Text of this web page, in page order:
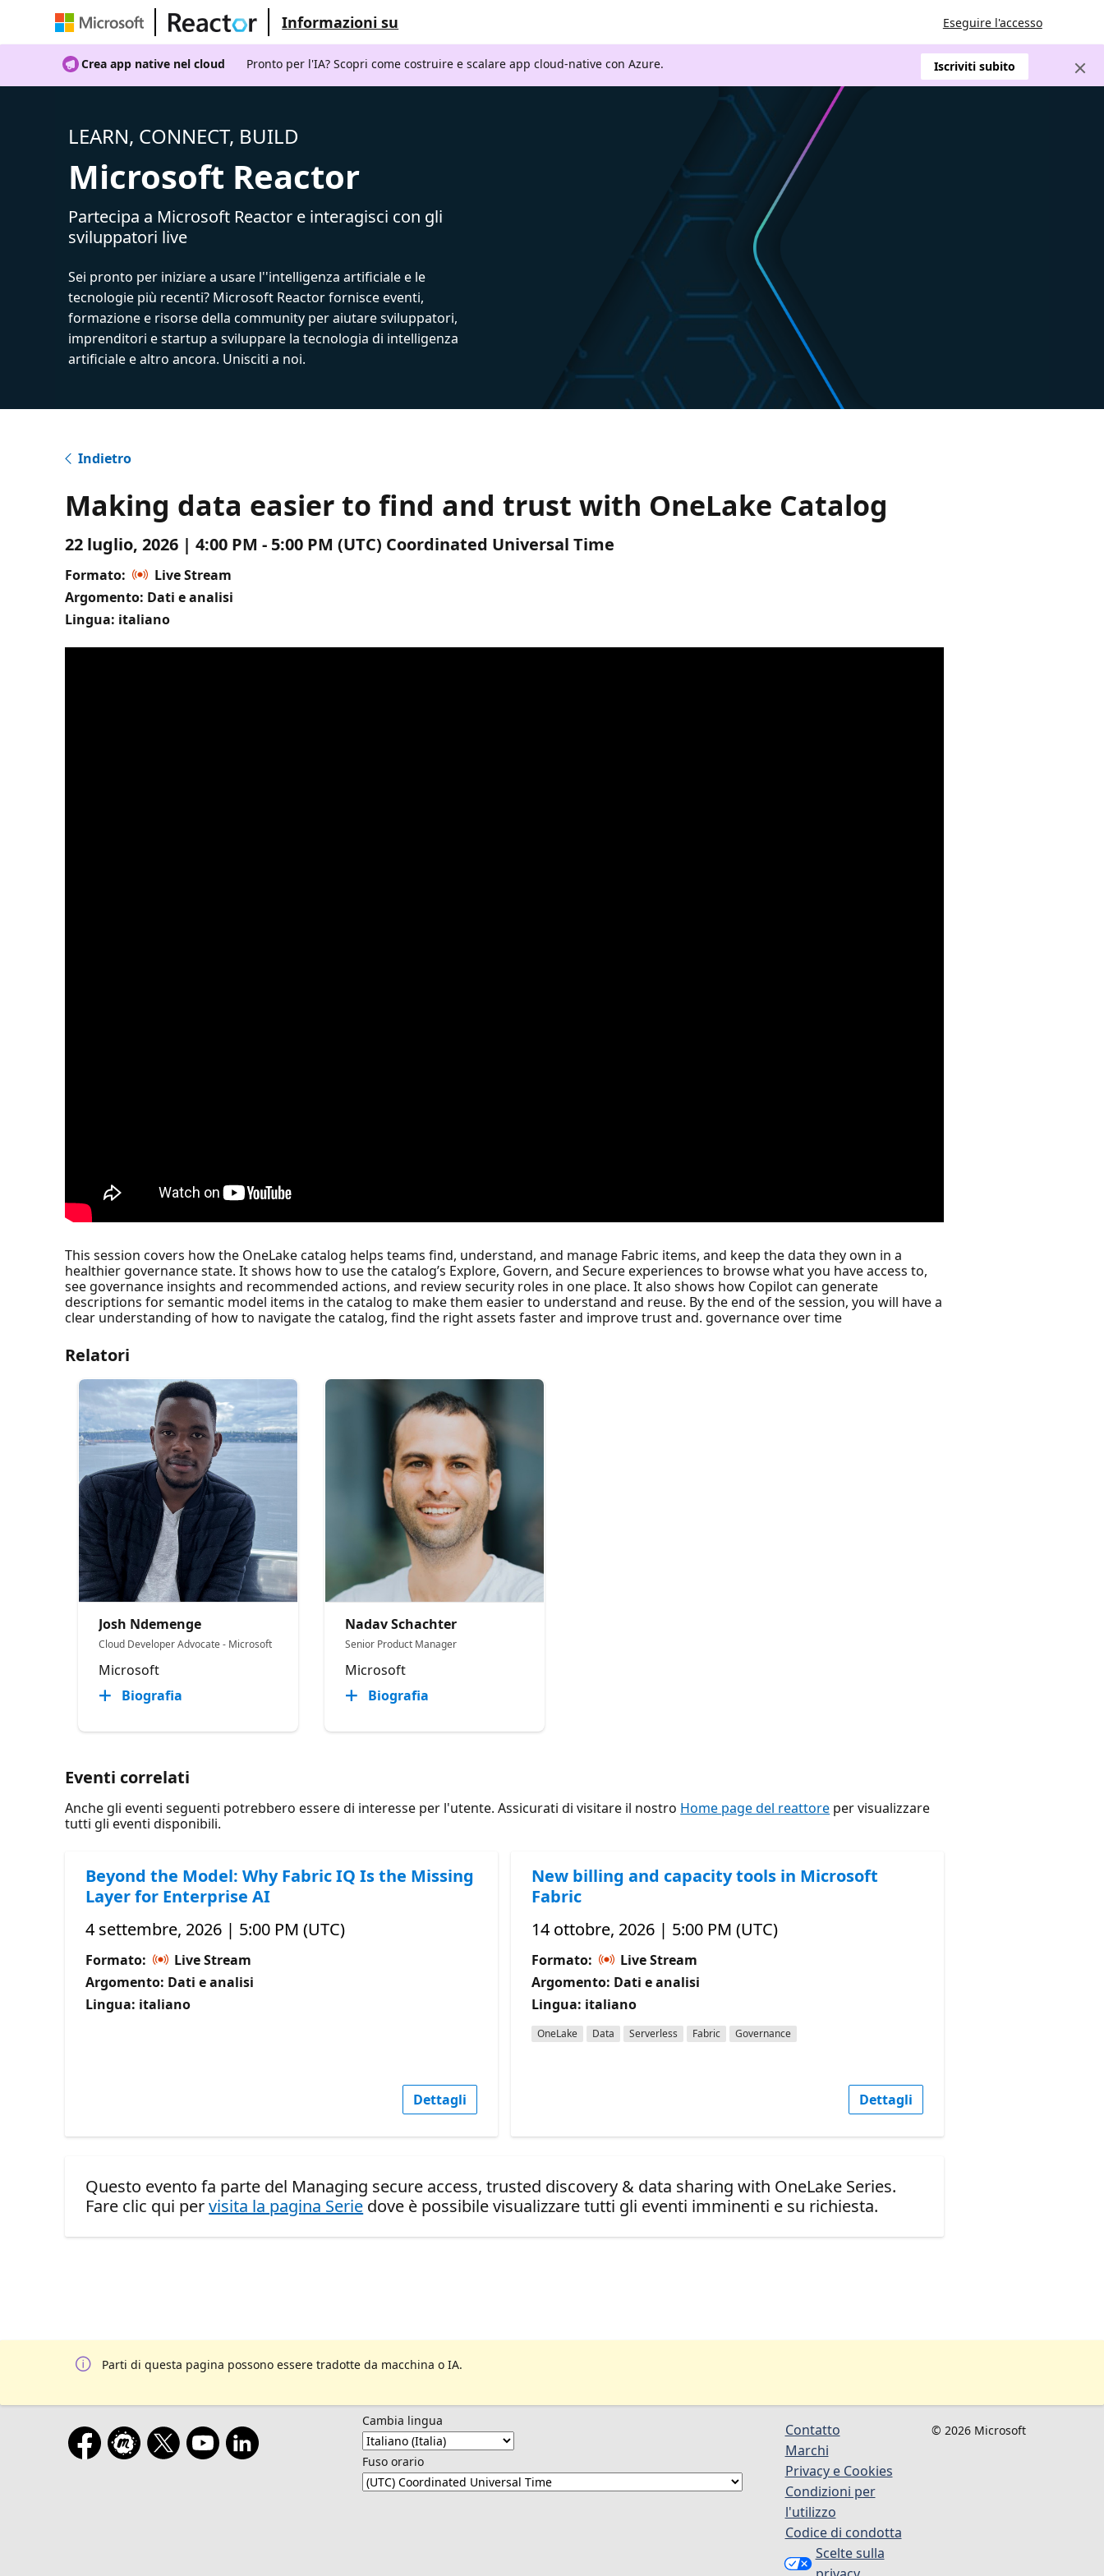
Informazioni su Eseguire l'accesso
Crea app native nel cloud Pronto per l'IA? Scopri come costruire e scalare app cloud-native con Azure. Iscriviti subito
LEARN, CONNECT, BUILD
Microsoft Reactor
Partecipa a Microsoft Reactor e interagisci con gli
sviluppatori live
Sei pronto per iniziare a usare l''intelligenza artificiale e le
tecnologie più recenti? Microsoft Reactor fornisce eventi,
formazione e risorse della community per aiutare sviluppatori,
imprenditori e startup a sviluppare la tecnologia di intelligenza
artificiale e altro ancora. Unisciti a noi.
Indietro
Making data easier to find and trust with OneLake Catalog
22 luglio, 2026 | 4:00 PM - 5:00 PM (UTC) Coordinated Universal Time
Formato:
Live Stream
Argomento: Dati e analisi
Lingua: italiano
This session covers how the OneLake catalog helps teams find, understand, and manage Fabric items, and keep the data they own in a
healthier governance state. It shows how to use the catalog’s Explore, Govern, and Secure experiences to browse what you have access to,
see governance insights and recommended actions, and review security roles in one place. It also shows how Copilot can generate
descriptions for semantic model items in the catalog to make them easier to understand and reuse. By the end of the session, you will have a
clear understanding of how to navigate the catalog, find the right assets faster and improve trust and. governance over time
Relatori
Josh Ndemenge
Cloud Developer Advocate - Microsoft
Microsoft
Biografia
Nadav Schachter
Senior Product Manager
Microsoft
Biografia
Eventi correlati
Anche gli eventi seguenti potrebbero essere di interesse per l'utente. Assicurati di visitare il nostro Home page del reattore per visualizzare
tutti gli eventi disponibili.
Beyond the Model: Why Fabric IQ Is the Missing
Layer for Enterprise AI
4 settembre, 2026 | 5:00 PM (UTC)
Formato:
Live Stream
Argomento: Dati e analisi
Lingua: italiano
Dettagli
New billing and capacity tools in Microsoft
Fabric
14 ottobre, 2026 | 5:00 PM (UTC)
Formato:
Live Stream
Argomento: Dati e analisi
Lingua: italiano
OneLake Data Serverless Fabric Governance
Dettagli
Questo evento fa parte del Managing secure access, trusted discovery & data sharing with OneLake Series.
Fare clic qui pervisita la pagina Serie dove è possibile visualizzare tutti gli eventi imminenti e su richiesta.
Parti di questa pagina possono essere tradotte da macchina o IA.
Cambia lingua
Fuso orario
Contatto
Marchi
Privacy e Cookies
Condizioni per
l'utilizzo
Codice di condotta
Scelte sulla
© 2026 Microsoft